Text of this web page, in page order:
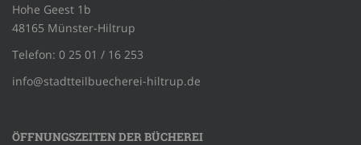
Hohe Geest 1b
48165 Münster-Hiltrup
Telefon: 0 25 01 / 16 253
info@stadtteilbuecherei-hiltrup.de
ÖFFNUNGSZEITEN DER BÜCHEREI